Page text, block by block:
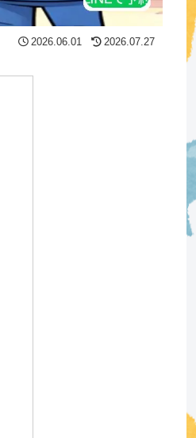
2026.06.01 2026.07.27